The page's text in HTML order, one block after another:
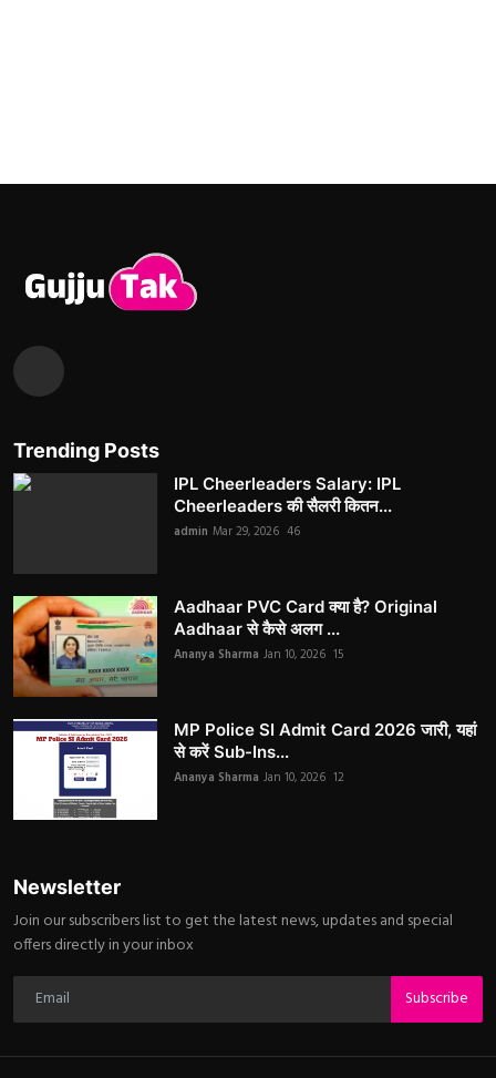
Trending Posts
IPL Cheerleaders Salary: IPL
Cheerleaders की सैलरी कितन...
admin Mar 29, 2026 46
Aadhaar PVC Card क्या है? Original
Aadhaar से कैसे अलग ...
Ananya Sharma Jan 10, 2026 15
MP Police SI Admit Card 2026 जारी, यहां
से करें Sub-Ins...
Ananya Sharma Jan 10, 2026 12
Newsletter
Join our subscribers list to get the latest news, updates and special
offers directly in your inbox
Subscribe